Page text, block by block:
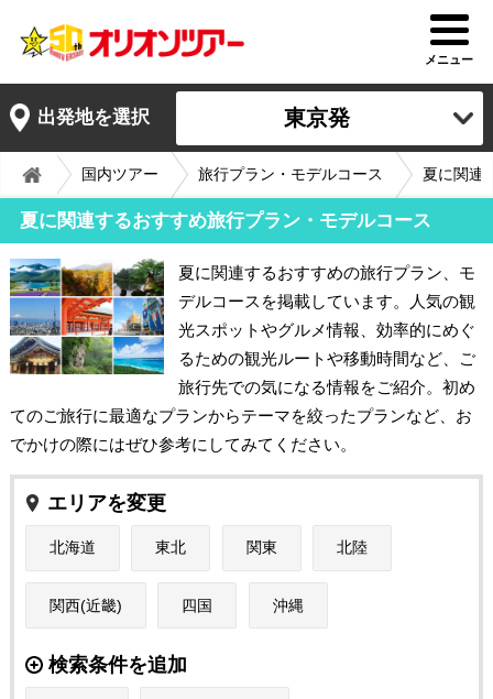
メニュー
出発地を選択 東京発
国内ツアー 旅行プラン・モデルコース 夏に関連
夏に関連するおすすめ旅行プラン・モデルコース
夏に関連するおすすめの旅行プラン、モ
デルコースを掲載しています。人気の観
光スポットやグルメ情報、効率的にめぐ
るための観光ルートや移動時間など、ご
旅行先での気になる情報をご紹介。初め
てのご旅行に最適なプランからテーマを絞ったプランなど、お
でかけの際にはぜひ参考にしてみてください。
エリアを変更
北海道 東北 関東 北陸
関西(近畿) 四国 沖縄
検索条件を追加